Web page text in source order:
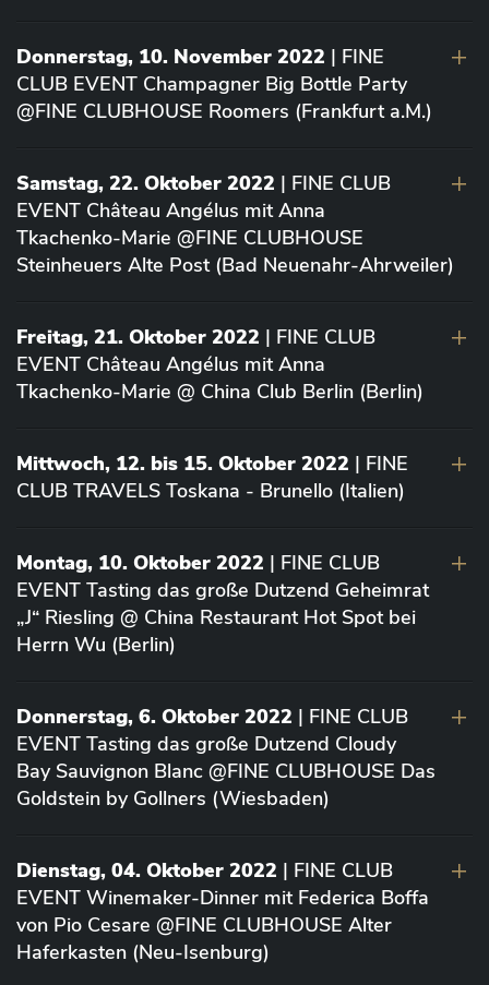
Donnerstag, 10. November 2022 | FINE
CLUB EVENT Champagner Big Bottle Party
@FINE CLUBHOUSE Roomers (Frankfurt a.M.)
Samstag, 22. Oktober 2022 | FINE CLUB
EVENT Château Angélus mit Anna
Tkachenko-Marie @FINE CLUBHOUSE
Steinheuers Alte Post (Bad Neuenahr-Ahrweiler)
Freitag, 21. Oktober 2022 | FINE CLUB
EVENT Château Angélus mit Anna
Tkachenko-Marie @ China Club Berlin (Berlin)
Mittwoch, 12. bis 15. Oktober 2022 | FINE
CLUB TRAVELS Toskana - Brunello (Italien)
Montag, 10. Oktober 2022 | FINE CLUB
EVENT Tasting das große Dutzend Geheimrat
„J“ Riesling @ China Restaurant Hot Spot bei
Herrn Wu (Berlin)
Donnerstag, 6. Oktober 2022 | FINE CLUB
EVENT Tasting das große Dutzend Cloudy
Bay Sauvignon Blanc @FINE CLUBHOUSE Das
Goldstein by Gollners (Wiesbaden)
Dienstag, 04. Oktober 2022 | FINE CLUB
EVENT Winemaker-Dinner mit Federica Boffa
von Pio Cesare @FINE CLUBHOUSE Alter
Haferkasten (Neu-Isenburg)